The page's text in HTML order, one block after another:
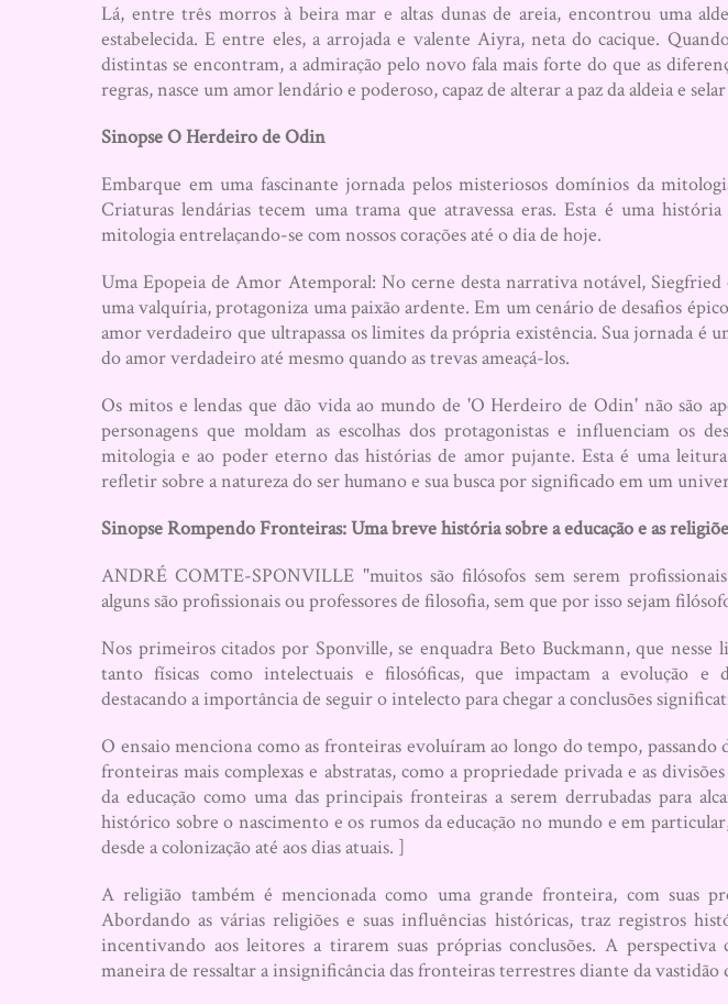
Lá, entre três morros à beira mar e altas dunas de areia, encontrou uma
estabelecida. E entre eles, a arrojada e valente Aiyra, neta do cacique.
distintas se encontram, a admiração pelo novo fala mais forte do que as
regras, nasce um amor lendário e poderoso, capaz de alterar a paz da aldeia e
Sinopse O Herdeiro de Odin
Embarque em uma fascinante jornada pelos misteriosos domínios da
Criaturas lendárias tecem uma trama que atravessa eras. Esta é uma
mitologia entrelaçando-se com nossos corações até o dia de hoje.
Uma Epopeia de Amor Atemporal: No cerne desta narrativa notável,
uma valquíria, protagoniza uma paixão ardente. Em um cenário de desafios
amor verdadeiro que ultrapassa os limites da própria existência. Sua jornada é
do amor verdadeiro até mesmo quando as trevas ameaçá-los.
Os mitos e lendas que dão vida ao mundo de 'O Herdeiro de Odin' não são
personagens que moldam as escolhas dos protagonistas e influenciam os
mitologia e ao poder eterno das histórias de amor pujante. Esta é uma
refletir sobre a natureza do ser humano e sua busca por significado em um
Sinopse Rompendo Fronteiras: Uma breve história sobre a educação e as
ANDRÉ COMTE-SPONVILLE "muitos são filósofos sem serem
alguns são profissionais ou professores de filosofia, sem que por isso sejam
Nos primeiros citados por Sponville, se enquadra Beto Buckmann, que nesse
tanto físicas como intelectuais e filosóficas, que impactam a evolução e
destacando a importância de seguir o intelecto para chegar a conclusões
O ensaio menciona como as fronteiras evoluíram ao longo do tempo, passando
fronteiras mais complexas e abstratas, como a propriedade privada e as
da educação como uma das principais fronteiras a serem derrubadas para
histórico sobre o nascimento e os rumos da educação no mundo e em
desde a colonização até aos dias atuais. ]
A religião também é mencionada como uma grande fronteira, com suas
Abordando as várias religiões e suas influências históricas, traz registros
incentivando aos leitores a tirarem suas próprias conclusões. A
maneira de ressaltar a insignificância das fronteiras terrestres diante da vastidão